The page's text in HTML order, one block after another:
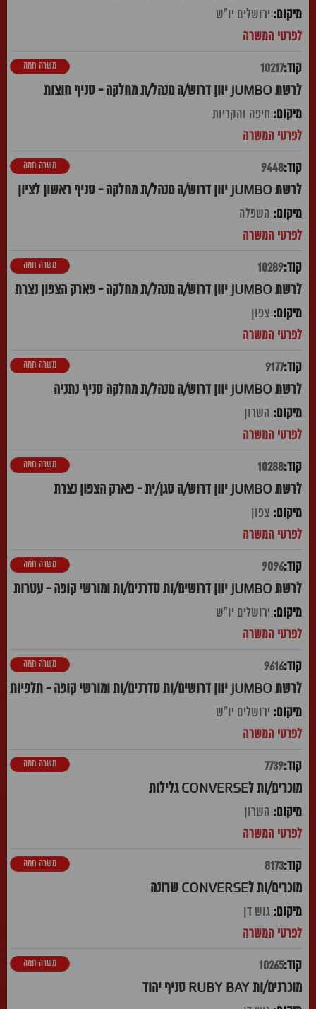
ירושלים יו"ש
10217
לרשת JUMBO יוון דרוש/ה מנהל/ת מחלקה - סניף חוצות
משרה חמה
חיפה והקריות
9448
לרשת JUMBO יוון דרוש/ה מנהל/ת מחלקה - סניף ראשון לציון
משרה חמה
השפלה
10289
לרשת JUMBO יוון דרוש/ה מנהל/ת מחלקה - פארק הצפון נצרת
משרה חמה
צפון
9177
לרשת JUMBO יוון דרוש/ה מנהל/ת מחלקה סניף נתניה
משרה חמה
השרון
10288
לרשת JUMBO יוון דרוש/ה סגן/ית - פארק הצפון נצרת
משרה חמה
צפון
9096
לרשת JUMBO יוון דרושים/ות סדרנים/ות ומורשי קופה - עטרות
משרה חמה
ירושלים יו"ש
9616
לרשת JUMBO יוון דרושים/ות סדרנים/ות ומורשי קופה - תלפיות
משרה חמה
ירושלים יו"ש
7739
מוכרים/ות לCONVERSE גלילות
משרה חמה
השרון
8173
מוכרים/ות לCONVERSE שרונה
משרה חמה
גוש דן
10265
מוכרנים/ות RUBY BAY סניף יהוד
משרה חמה